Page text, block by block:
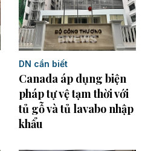
DN cần biết
Canada áp dụng biện
pháp tự vệ tạm thời với
tủ gỗ và tủ lavabo nhập
khẩu